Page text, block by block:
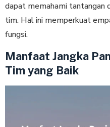
dapat memahami tantangan
tim. Hal ini memperkuat
fungsi.
Manfaat Jangka
Tim yang Baik